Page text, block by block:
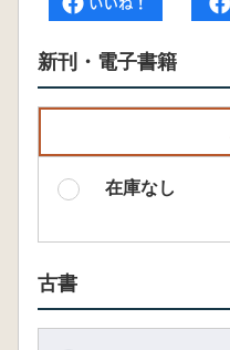
新刊・電子書籍
在庫なし
古書